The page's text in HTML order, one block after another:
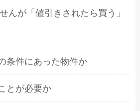
んが「値引きされたら買う」
条件にあった物件か
とが必要か